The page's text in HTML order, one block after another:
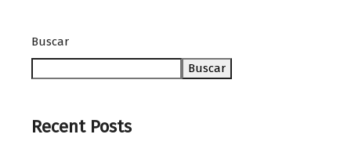
Buscar
Buscar
Recent Posts